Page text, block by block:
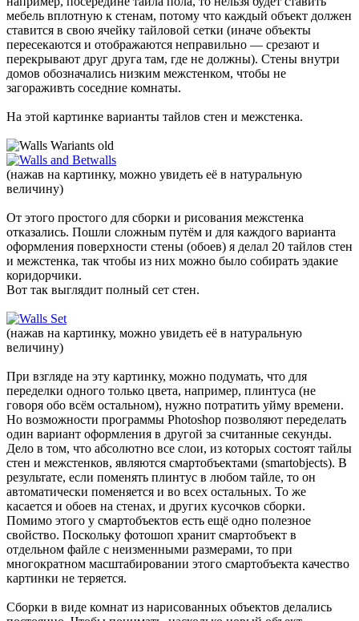
мебель вплотную к стенам, потому что каждый объект должен
ставится в свою ячейку тайловой сетки (иначе объекты
пересекаются и отображаются неправильно — срезают и
перекрывают друг друга там, где не должны). Стены внутри
домов обозначались низким межстенком, чтобы не
загораживть соседние комнаты.
На этой картинке варианты тайлов стен и межстенка.
(нажав на картинку, можно увидеть её в натуральную
величину)
От этого простого для сборки и рисования межстенка
отказались. Пошли сложным путём и для каждого варианта
оформления поверхности стены (обоев) я делал 20 тайлов стен
и межстенка, так чтобы из них можно было собирать эдакие
коридорчики.
Вот так выглядит полный сет стен.
(нажав на картинку, можно увидеть её в натуральную
величину)
При взгляде на эту картинку, можно подумать, что для
переделки одного только цвета, например, плинтуса (не
говоря обо всём остальном), нужно потратить уйму времени.
Но возможности программы Photoshop позволяют переделать
один вариант оформления в другой за считанные секунды.
Дело в том, что абсолютно все слои, из которых состоят тайлы
стен и межстенков, являются смартобъектами (smartobjects). В
результате, если поменять плинтус в любом тайле, то он
автоматически поменяется и во всех остальных. То же
касается и обоев на стенах, и других кусочков сборки.
Помимо этого у смартобъектов есть ещё одно полезное
свойство. Поскольку фотошоп хранит смартобъект в
отдельном файле с неизменными размерами, то при
многократном масштабировании этого смартобъекта качество
картинки не теряется.
Сборки в виде комнат из нарисованных объектов делались